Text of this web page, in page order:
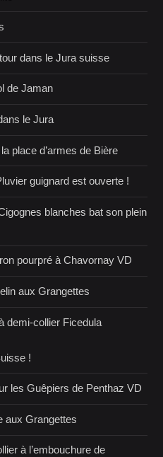
dans le Jura suisse
de Jaman
le Jura
place d’armes de Bière
guignard est ouverte !
blanches bat son plein
pourpré à Chavornay VD
aux Grangettes
demi-collier Ficedula
!
les Guêpiers de Penthaz VD
aux Grangettes
à l’embouchure de